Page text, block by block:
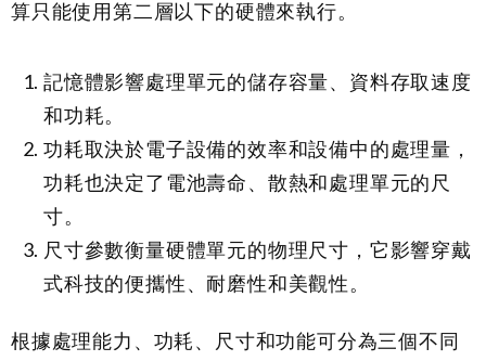
算只能使用第二層以下的硬體來執行。
記憶體影響處理單元的儲存容量、資料存取速度
和功耗。
功耗取決於電子設備的效率和設備中的處理量，
功耗也決定了電池壽命、散熱和處理單元的尺
寸。
尺寸參數衡量硬體單元的物理尺寸，它影響穿戴
式科技的便攜性、耐磨性和美觀性。
根據處理能力、功耗、尺寸和功能可分為三個不同